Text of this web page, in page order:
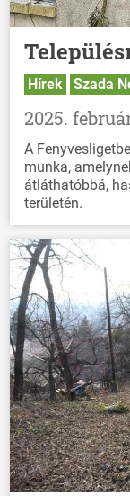
Hírek Szada
2025.
A
munka,
átláthatóbbá,
területén.